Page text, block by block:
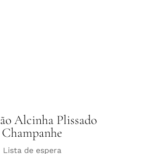
Alcinha Plissado
Champanhe
Lista de espera